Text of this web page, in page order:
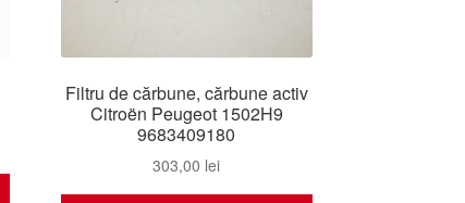
Filtru de cărbune, cărbune activ
Citroën Peugeot 1502H9
9683409180
303,00 lei